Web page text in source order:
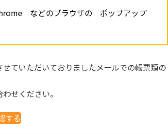
などのブラウザの ポップアップ
ていただいておりましたメールでの帳票類の
せください。
する